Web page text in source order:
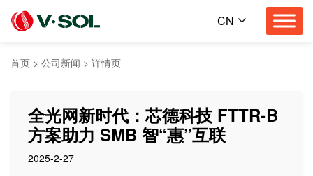
CN
首页 > 公司新闻 > 详情页
全光网新时代：芯德科技 FTTR-B
方案助力 SMB 智“惠”互联
2025-2-27